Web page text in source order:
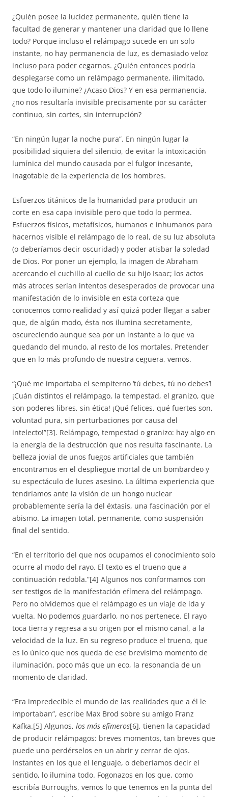
¿Quién posee la lucidez permanente, quién tiene la
facultad de generar y mantener una claridad que lo llene
todo? Porque incluso el relámpago sucede en un solo
instante, no hay permanencia de luz, es demasiado veloz
incluso para poder cegarnos. ¿Quién entonces podría
desplegarse como un relámpago permanente, ilimitado,
que todo lo ilumine? ¿Acaso Dios? Y en esa permanencia,
¿no nos resultaría invisible precisamente por su carácter
continuo, sin cortes, sin interrupción?
“En ningún lugar la noche pura”. En ningún lugar la
posibilidad siquiera del silencio, de evitar la intoxicación
lumínica del mundo causada por el fulgor incesante,
inagotable de la experiencia de los hombres.
Esfuerzos titánicos de la humanidad para producir un
corte en esa capa invisible pero que todo lo permea.
Esfuerzos físicos, metafísicos, humanos e inhumanos para
hacernos visible el relámpago de lo real, de su luz absoluta
(o deberíamos decir oscuridad) y poder atisbar la soledad
de Dios. Por poner un ejemplo, la imagen de Abraham
acercando el cuchillo al cuello de su hijo Isaac; los actos
más atroces serían intentos desesperados de provocar una
manifestación de lo invisible en esta corteza que
conocemos como realidad y así quizá poder llegar a saber
que, de algún modo, ésta nos ilumina secretamente,
oscureciendo aunque sea por un instante a lo que va
quedando del mundo, al resto de los mortales. Pretender
que en lo más profundo de nuestra ceguera, vemos.
“¡Qué me importaba el sempiterno ‘tú debes, tú no debes’!
¡Cuán distintos el relámpago, la tempestad, el granizo, que
son poderes libres, sin ética! ¡Qué felices, qué fuertes son,
voluntad pura, sin perturbaciones por causa del
intelecto!”[3]. Relámpago, tempestad o granizo: hay algo en
la energía de la destrucción que nos resulta fascinante. La
belleza jovial de unos fuegos artificiales que también
encontramos en el despliegue mortal de un bombardeo y
su espectáculo de luces asesino. La última experiencia que
tendríamos ante la visión de un hongo nuclear
probablemente sería la del éxtasis, una fascinación por el
abismo. La imagen total, permanente, como suspensión
final del sentido.
“En el territorio del que nos ocupamos el conocimiento solo
ocurre al modo del rayo. El texto es el trueno que a
continuación redobla.”[4] Algunos nos conformamos con
ser testigos de la manifestación efímera del relámpago.
Pero no olvidemos que el relámpago es un viaje de ida y
vuelta. No podemos guardarlo, no nos pertenece. El rayo
toca tierra y regresa a su origen por el mismo canal, a la
velocidad de la luz. En su regreso produce el trueno, que
es lo único que nos queda de ese brevísimo momento de
iluminación, poco más que un eco, la resonancia de un
momento de claridad.
“Era impredecible el mundo de las realidades que a él le
importaban”, escribe Max Brod sobre su amigo Franz
Kafka.[5] Algunos, los más efímeros[6], tienen la capacidad
de producir relámpagos: breves momentos, tan breves que
puede uno perdérselos en un abrir y cerrar de ojos.
Instantes en los que el lenguaje, o deberíamos decir el
sentido, lo ilumina todo. Fogonazos en los que, como
escribía Burroughs, vemos lo que tenemos en la punta del